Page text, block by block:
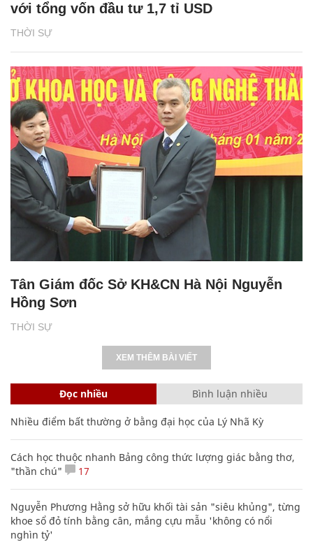
THỜI SỰ
với tổng vốn đầu tư 1,7 tỉ USD
THỜI SỰ
Tân Giám đốc Sở KH&CN Hà Nội Nguyễn
Hồng Sơn
XEM THÊM BÀI VIẾT
Đọc nhiều Bình luận nhiều
Nhiều điểm bất thường ở bằng đại học của Lý Nhã Kỳ
Cách học thuộc nhanh Bảng công thức lượng giác bằng thơ,
"thần chú"
17
Nguyễn Phương Hằng sở hữu khối tài sản "siêu khủng", từng
khoe sổ đỏ tính bằng cân, mắng cựu mẫu 'không có nổi
nghìn tỷ'